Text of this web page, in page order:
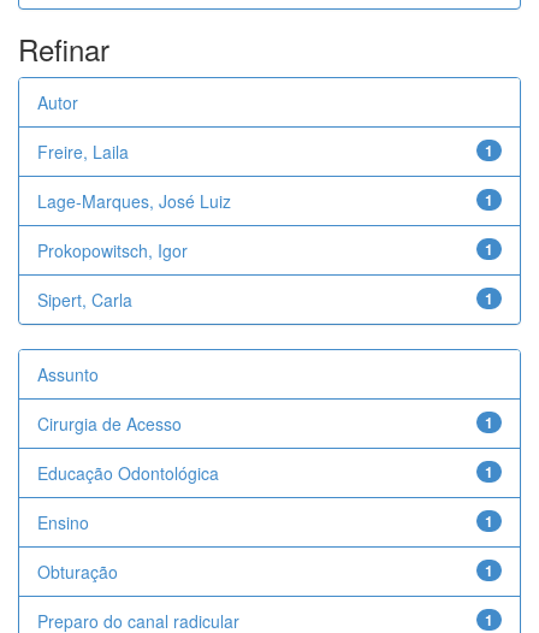
Refinar
Autor
1
Freire, Laila
1
Lage-Marques, José Luiz
1
Prokopowitsch, Igor
1
Sipert, Carla
Assunto
1
Cirurgia de Acesso
1
Educação Odontológica
1
Ensino
1
Obturação
1
Preparo do canal radicular